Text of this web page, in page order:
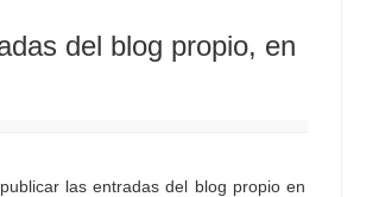
del blog propio, en
las entradas del blog propio en